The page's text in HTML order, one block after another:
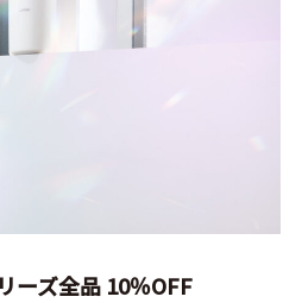
ーズ全品 10％OFF